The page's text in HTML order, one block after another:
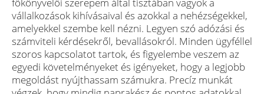
vállalkozások kihívásaival és azokkal a nehézségekkel,
amelyekkel szembe kell nézni. Legyen szó adózási és
számviteli kérdésekről, bevallásokról. Minden ügyféllel
szoros kapcsolatot tartok, és figyelembe veszem az
egyedi követelményeket és igényeket, hogy a legjobb
megoldást nyújthassam számukra. Precíz munkát